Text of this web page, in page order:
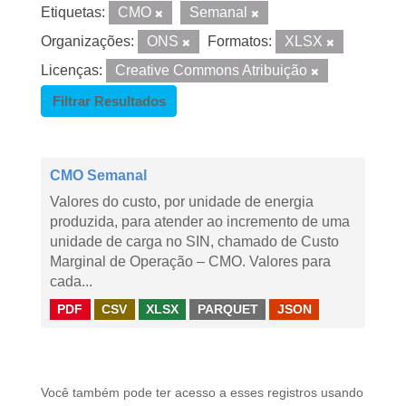
Etiquetas: CMO
Semanal
Organizações:
ONS Formatos:
XLSX
Licenças:
Creative Commons Atribuição
Filtrar Resultados
CMO Semanal
Valores do custo, por unidade de energia
produzida, para atender ao incremento de uma
unidade de carga no SIN, chamado de Custo
Marginal de Operação – CMO. Valores para
cada...
PDF CSV XLSX PARQUET JSON
Você também pode ter acesso a esses registros usando